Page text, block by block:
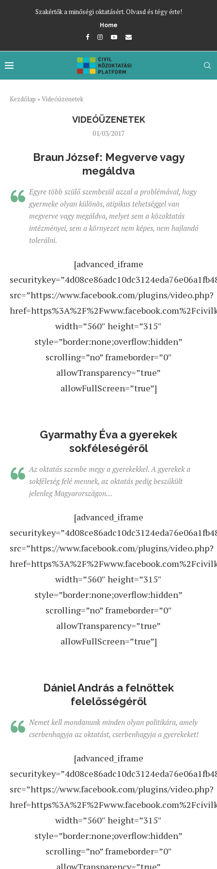
Szakértők a minőségi oktatásért. Olvasd és tégy érte!
Home
Kezdőlap »Videóüzenetek
VIDEÓÜZENETEK
01/03/2017
Braun József: Megverve vagy
megáldva
Egyre több szülő szembesül azzal a problémával, hogy
gyermeke olyan különös, atipikus tehetséggel van
megverve vagy megáldva, melyet sem a közoktatás
intézményei, sem a környezet nem képes, nem hajlandó
tolerálni.
[advanced_iframe
src=”https://www.facebook.com/plugins/video.php?
width=”560″ height=”315″
style=”border:none;overflow:hidden”
scrolling=”no” frameborder=”0″
allowTransparency=”true”
allowFullScreen=”true”]
Gyarmathy Éva a gyerekek
sokféleségéről
Az oktatás szembe megy a gyerekekkel. A gyerekek a
sokféleség felé mennek, az oktatás pedig beszűkült
jelenleg Magyarországon…
[advanced_iframe
src=”https://www.facebook.com/plugins/video.php?
width=”560″ height=”315″
style=”border:none;overflow:hidden”
scrolling=”no” frameborder=”0″
allowTransparency=”true”
allowFullScreen=”true”]
Dániel András a felnőttek
felelősségéről
Nemet kell mondanunk minden olyan politikára, amely
cserbenhagyja az oktatást, cserbenhagyja a gyerekeket!
[advanced_iframe
src=”https://www.facebook.com/plugins/video.php?
width=”560″ height=”315″
style=”border:none;overflow:hidden”
scrolling=”no” frameborder=”0″
allowTransparency=”true”